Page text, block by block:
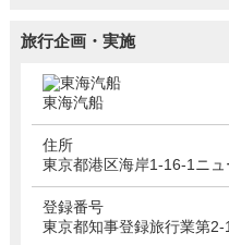
旅行企画・実施
東海汽船
住所
東京都港区海岸1-16-1ニ
登録番号
東京都知事登録旅行業第2-